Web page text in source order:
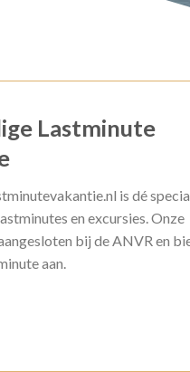
Lastminute
is dé
en excursies. Onze
bij de ANVR en
aan.